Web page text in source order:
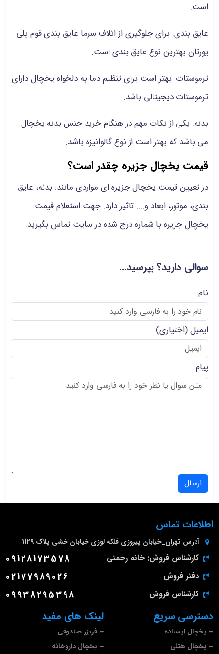
است.
عایق بندی: برای جلوگیری از اتلاف سرما عایق بندی فوم پلی
یورتان بهترین نوع عایق بندی است.
ترموستات: بهتر است برای تنظیم دما به دلخواه یخچال دارای
ترموستات دیجیتالی باشد.
بدنه: یکی از نکات مهم در هنگام خرید جنس بدنه یخچال
می باشد که بهتر است از نوع گالوانیزه باشد.
قیمت یخچال جزیره چقدر است؟
در تعیین قیمت یخچال جزیره ای مواردی مانند: بدنه، عایق
بندی، موتور، ابعاد و.... تاثیر دارد. جهت استعلام قیمت
یخچال جزیره با شماره درج شده در سایت تماس بگیرید.
سوالی دارید؟ بپرسید...
نام
ایمیل(اختیاری)
پیام
ارسال
لینک های مفید
فریزر صندوقی
یخچال داروخانه
دسترسی سریع
یخچال ایستاده
یخچال هتلی
اطلاعات تماس
آدرس تهران_خیابان پیروزی فلکه لوزی خیابان خشی پلاک 1129
کارشناس فروش: خانم رحمتی 09128173578
دفتر فروش 02177989026
کارشناس فروش 09938295398